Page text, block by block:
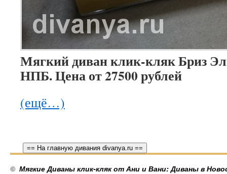
Мягкий диван клик-кляк Бриз
НПБ. Цена от 27500 рублей
(ещё…)
== На главную дивания divanya.ru ==
© Мягкие Диваны клик-кляк от Ани и Вани: Диваны в